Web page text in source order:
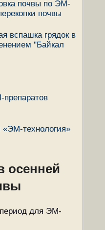
почвы по ЭМ-
почвы
вспашка грядок в
"Байкал
«ЭМ-технология»
осенней
для ЭМ-